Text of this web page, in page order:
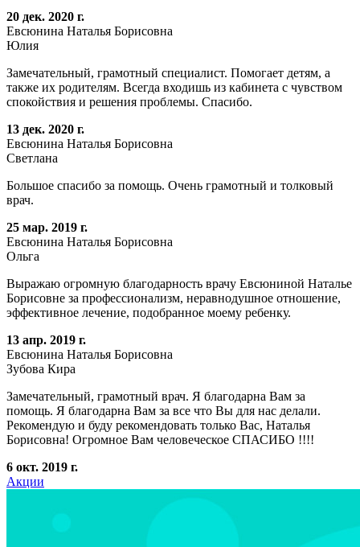
20 дек. 2020 г.
Евсюнина Наталья Борисовна
Юлия
Замечательный, грамотный специалист. Помогает детям, а
также их родителям. Всегда входишь из кабинета с чувством
спокойствия и решения проблемы. Спасибо.
13 дек. 2020 г.
Евсюнина Наталья Борисовна
Светлана
Большое спасибо за помощь. Очень грамотный и толковый
врач.
25 мар. 2019 г.
Евсюнина Наталья Борисовна
Ольга
Выражаю огромную благодарность врачу Евсюниной Наталье
Борисовне за профессионализм, неравнодушное отношение,
эффективное лечение, подобранное моему ребенку.
13 апр. 2019 г.
Евсюнина Наталья Борисовна
Зубова Кира
Замечательный, грамотный врач. Я благодарна Вам за
помощь. Я благодарна Вам за все что Вы для нас делали.
Рекомендую и буду рекомендовать только Вас, Наталья
Борисовна! Огромное Вам человеческое СПАСИБО !!!!
6 окт. 2019 г.
Акции